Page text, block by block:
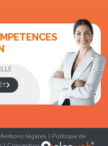
légales | Politique de